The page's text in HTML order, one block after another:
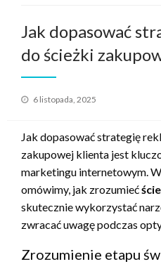
Jak dopasować
do ścieżki
Opublikowane
6 listopada, 2025
Jak dopasować strategię
zakupowej klienta jest
marketingu internetowym.
omówimy, jak zrozumieć
skutecznie wykorzystać
zwracać uwagę podczas
Zrozumienie etapu